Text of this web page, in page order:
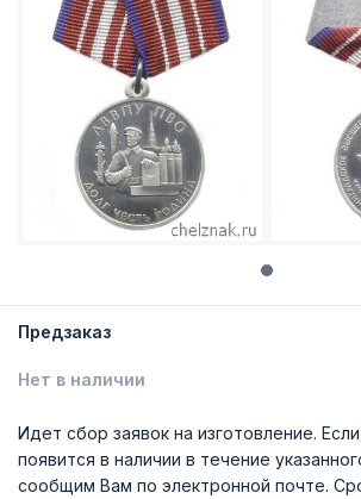
Предзаказ
Нет в наличии
Идет сбор заявок на изготовление.
появится в наличии в течение
сообщим Вам по электронной почте.